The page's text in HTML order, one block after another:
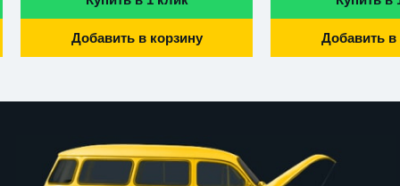
Добавить в корзину Добавить в